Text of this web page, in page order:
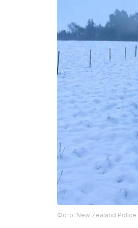
Фото: New Zealand Police